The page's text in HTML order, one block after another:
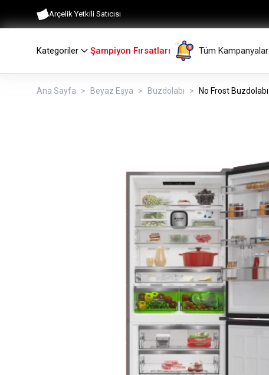
Arçelik Yetkili Satıcısı
Kategoriler Şampiyon Fırsatları Tüm Kampanyalar
Ana Sayfa Beyaz Eşya Buzdolabı No Frost Buzdolabı